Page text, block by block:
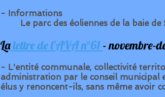
- Informations
Le parc des éoliennes de la baie
Lalettre de l'AVA n°61- novembre-
- L'entité communale, collectivité
administration par le conseil municipal
élus y renoncent-ils, sans même avoir